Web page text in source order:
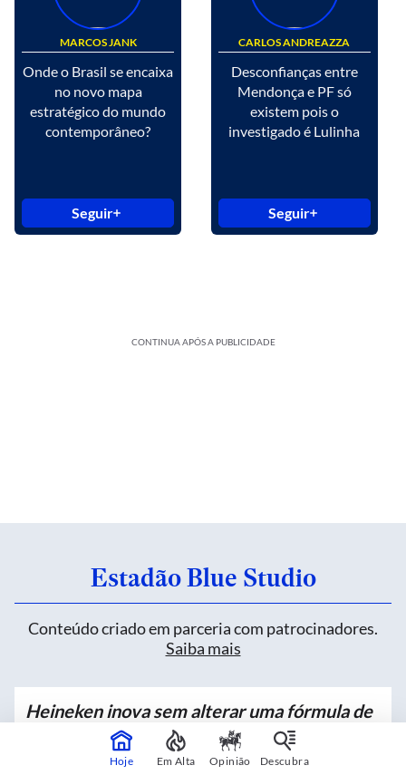
MARCOS JANK
Onde o Brasil se encaixa
no novo mapa
estratégico do mundo
contemporâneo?
Seguir
CARLOS ANDREAZZA
Desconfianças entre
Mendonça e PF só
existem pois o
investigado é Lulinha
Seguir
CONTINUA APÓS A PUBLICIDADE
Estadão Blue Studio
Conteúdo criado em parceria com patrocinadores.
Saiba mais
Heineken inova sem alterar uma fórmula de
mais de 150 anos
Hoje Em Alta Opinião Descubra